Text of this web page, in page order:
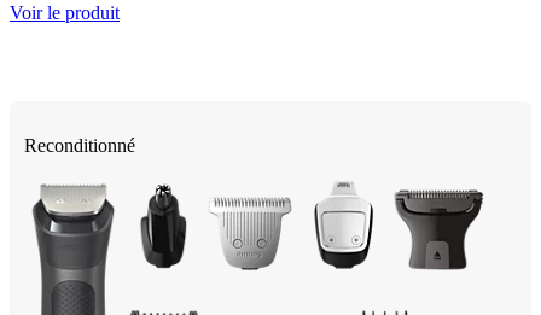
Voir le produit
Reconditionné